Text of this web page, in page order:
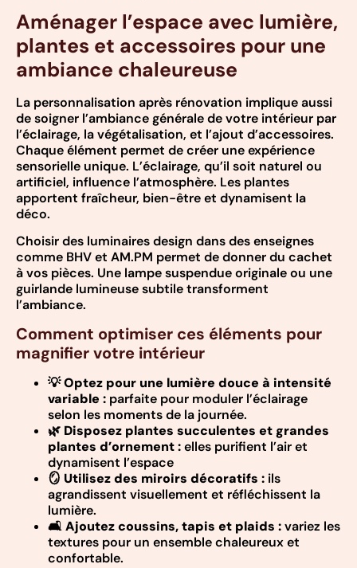
Aménager l’espace avec lumière,
plantes et accessoires pour une
ambiance chaleureuse
La personnalisation après rénovation implique aussi
de soigner l’ambiance générale de votre intérieur par
l’éclairage, la végétalisation, et l’ajout d’accessoires.
Chaque élément permet de créer une expérience
sensorielle unique. L’éclairage, qu’il soit naturel ou
artificiel, influence l’atmosphère. Les plantes
apportent fraîcheur, bien-être et dynamisent la
déco.
Choisir des luminaires design dans des enseignes
comme BHV et AM.PM permet de donner du cachet
à vos pièces. Une lampe suspendue originale ou une
guirlande lumineuse subtile transforment
l’ambiance.
Comment optimiser ces éléments pour
magnifier votre intérieur
💡Optez pour une lumière douce à intensité
variable : parfaite pour moduler l’éclairage
selon les moments de la journée.
🌿 Disposez plantes succulentes et grandes
plantes d’ornement :elles purifient l’air et
dynamisent l’espace
🪞 Utilisez des miroirs décoratifs : ils
agrandissent visuellement et réfléchissent la
lumière.
🛋️Ajoutez coussins, tapis et plaids :variez les
textures pour un ensemble chaleureux et
confortable.